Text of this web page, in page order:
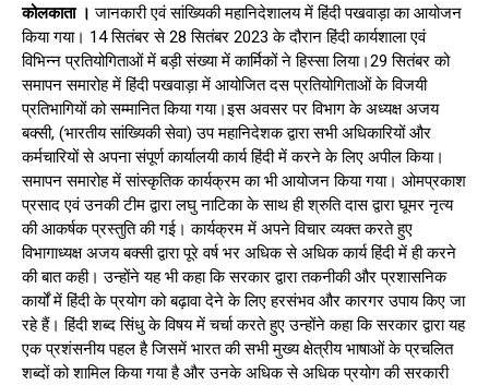
कोलकाता । जानकारी एवं सांख्यिकी महानिदेशालय में हिंदी पखवाड़ा का आयोजन
किया गया। 14 सितंबर से 28 सितंबर 2023 के दौरान हिंदी कार्यशाला एवं
विभिन्न प्रतियोगिताओं में बड़ी संख्या में कार्मिकों ने हिस्सा लिया।29 सितंबर को
समापन समारोह में हिंदी पखवाड़ा में आयोजित दस प्रतियोगिताओं के विजयी
प्रतिभागियों को सम्मानित किया गया।इस अवसर पर विभाग के अध्यक्ष अजय
बक्सी, (भारतीय सांख्यिकी सेवा) उप महानिदेशक द्वारा सभी अधिकारियों और
कर्मचारियों से अपना संपूर्ण कार्यालयी कार्य हिंदी में करने के लिए अपील किया।
समापन समारोह में सांस्कृतिक कार्यक्रम का भी आयोजन किया गया। ओमप्रकाश
प्रसाद एवं उनकी टीम द्वारा लघु नाटिका के साथ ही श्रुति दास द्वारा घूमर नृत्य
की आकर्षक प्रस्तुति की गई। कार्यक्रम में अपने विचार व्यक्त करते हुए
विभागाध्यक्ष अजय बक्सी द्वारा पूरे वर्ष भर अधिक से अधिक कार्य हिंदी में ही करने
की बात कही। उन्होंने यह भी कहा कि सरकार द्वारा तकनीकी और प्रशासनिक
कार्यों में हिंदी के प्रयोग को बढ़ावा देने के लिए हरसंभव और कारगर उपाय किए जा
रहे हैं। हिंदी शब्द सिंधु के विषय में चर्चा करते हुए उन्होंने कहा कि सरकार द्वारा यह
एक प्रशंसनीय पहल है जिसमें भारत की सभी मुख्य क्षेत्रीय भाषाओं के प्रचलित
शब्दों को शामिल किया गया है और उनके अधिक से अधिक प्रयोग की सरकारी